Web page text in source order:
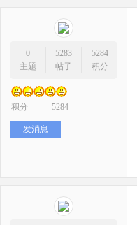
0
主题
5283
帖子
5284
积分
积分 5284
发消息